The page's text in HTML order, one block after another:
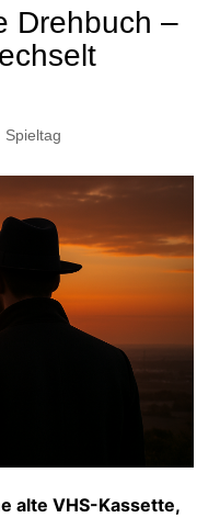
Drehbuch –
Spieltag
alte VHS-Kassette,